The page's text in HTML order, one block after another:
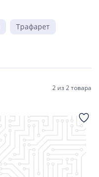
Трафарет
2 из2 товара